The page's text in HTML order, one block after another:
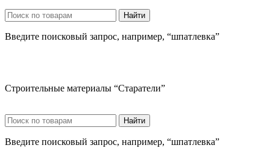
Найти
Введите поисковый запрос, например, “шпатлевка”
Строительные материалы “Старатели”
Найти
Введите поисковый запрос, например, “шпатлевка”